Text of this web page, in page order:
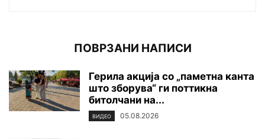
ПОВРЗАНИ НАПИСИ
Герила акција со „паметна канта
што зборува“ ги поттикна
битолчани на...
ВИДЕО 05.08.2026